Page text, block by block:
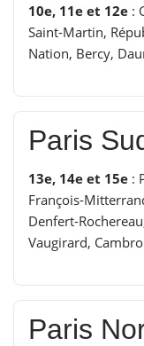
10e, 11e et 12e :
Saint-Martin,
Nation, Bercy,
Paris
13e, 14e et 15e :
François-
Denfert-
Vaugirard,
Paris